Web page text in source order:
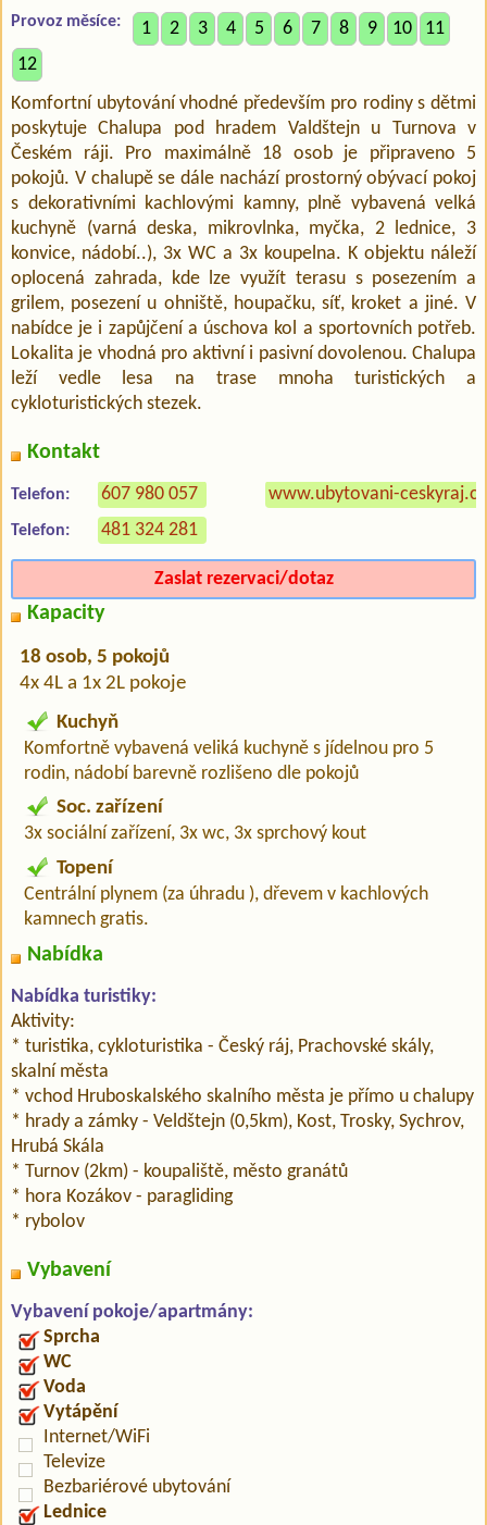
Provoz měsíce: 1 2 3 4 5 6 7 8 9 10
11
12
Komfortní ubytování vhodné především pro rodiny s dětmi
poskytuje Chalupa pod hradem Valdštejn u Turnova v
Českém ráji. Pro maximálně 18 osob je připraveno 5
pokojů. V chalupě se dále nachází prostorný obývací pokoj
s dekorativními kachlovými kamny, plně vybavená velká
kuchyně (varná deska, mikrovlnka, myčka, 2 lednice, 3
konvice, nádobí..), 3x WC a 3x koupelna. K objektu náleží
oplocená zahrada, kde lze využít terasu s posezením a
grilem, posezení u ohniště, houpačku, síť, kroket a jiné. V
nabídce je i zapůjčení a úschova kol a sportovních potřeb.
Lokalita je vhodná pro aktivní i pasivní dovolenou. Chalupa
leží vedle lesa na trase mnoha turistických a
cykloturistických stezek.
Kontakt
Telefon: 607 980 057
Telefon: 481 324 281
www.ubytovani-
Zaslat rezervaci/dotaz
Kapacity
18 osob, 5 pokojů
4x 4L a 1x 2L pokoje
Kuchyň
Komfortně vybavená veliká kuchyně s jídelnou pro 5
rodin, nádobí barevně rozlišeno dle pokojů
Soc. zařízení
3x sociální zařízení, 3x wc, 3x sprchový kout
Topení
Centrální plynem (za úhradu ), dřevem v kachlových
kamnech gratis.
Nabídka
Nabídka turistiky:
Aktivity:
* turistika, cykloturistika - Český ráj, Prachovské skály,
skalní města
* vchod Hruboskalského skalního města je přímo u chalupy
* hrady a zámky - Veldštejn (0,5km), Kost, Trosky, Sychrov,
Hrubá Skála
* Turnov (2km) - koupaliště, město granátů
* hora Kozákov - paragliding
* rybolov
Vybavení
Vybavení pokoje/apartmány:
Sprcha
WC
Voda
Vytápění
Internet/WiFi
Televize
Bezbariérové ubytování
Lednice